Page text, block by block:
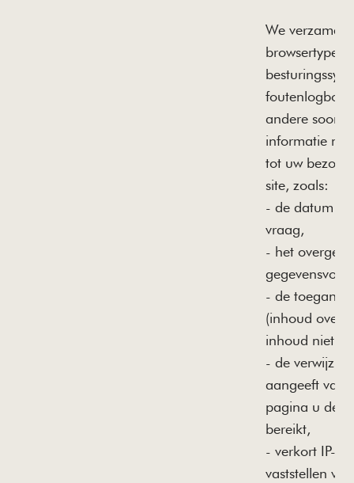
We
browsertype,
andere
informatie
tot uw
site, zoals:
- de datum
vraag,
- het
- de
(inhoud
inhoud niet
- de
aangeeft
pagina u de
bereikt,
- verkort IP-
vaststellen